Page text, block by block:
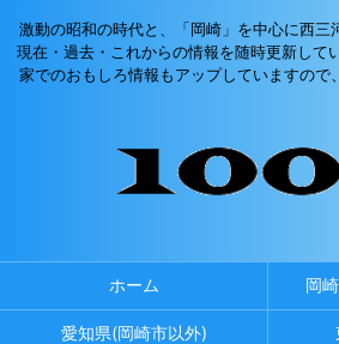
激動の昭和の時代と、「岡崎」を中心に西三
現在・過去・これからの情報を随時更新して
家でのおもしろ情報もアップしていますので
ホーム 岡
愛知県(岡崎市以外)